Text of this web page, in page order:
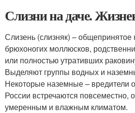
Слизни на даче.
Слизень (слизняк) – общепринятое
брюхоногих моллюсков,
или полностью утративших
Выделяют группы водных и
Некоторые наземные – вредители
России встречаются повсеместно,
умеренным и влажным климатом.